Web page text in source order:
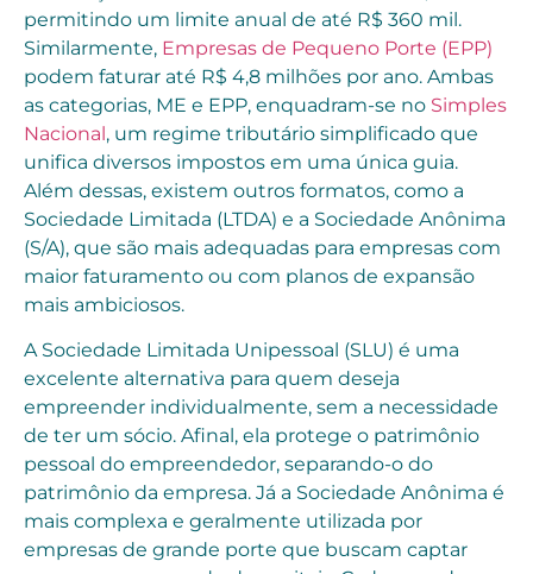
permitindo um limite anual de até R$ 360 mil.
Similarmente, Empresas de Pequeno Porte (EPP)
podem faturar até R$ 4,8 milhões por ano. Ambas
as categorias, ME e EPP, enquadram-se no Simples
Nacional, um regime tributário simplificado que
unifica diversos impostos em uma única guia.
Além dessas, existem outros formatos, como a
Sociedade Limitada (LTDA) e a Sociedade Anônima
(S/A), que são mais adequadas para empresas com
maior faturamento ou com planos de expansão
mais ambiciosos.
A Sociedade Limitada Unipessoal (SLU) é uma
excelente alternativa para quem deseja
empreender individualmente, sem a necessidade
de ter um sócio. Afinal, ela protege o patrimônio
pessoal do empreendedor, separando-o do
patrimônio da empresa. Já a Sociedade Anônima é
mais complexa e geralmente utilizada por
empresas de grande porte que buscam captar